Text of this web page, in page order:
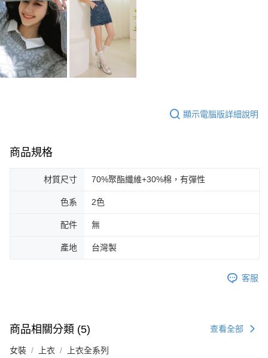
顯示電腦版詳細說明
商品規格
材質尺寸 70%聚酯纖維+30%棉，有彈性
色系 2色
配件 無
產地 台灣製
客服
商品相關分類 (5) 查看全部
女裝 上衣 上衣全系列